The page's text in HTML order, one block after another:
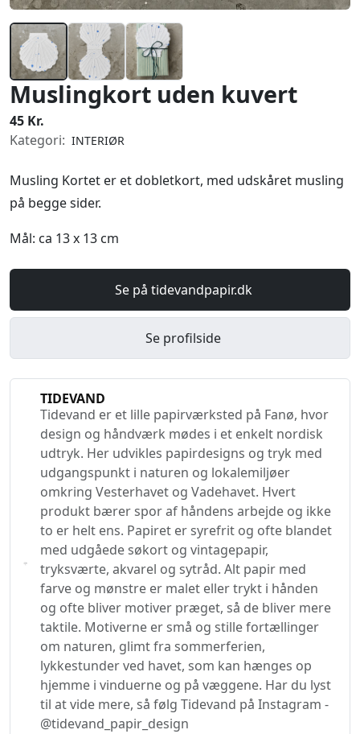
Muslingkort uden kuvert
45 Kr.
Kategori: INTERIØR
Musling Kortet er et dobletkort, med udskåret musling
på begge sider.
Mål: ca 13 x 13 cm
Se på tidevandpapir.dk
Se profilside
TIDEVAND
Tidevand er et lille papirværksted på Fanø, hvor
design og håndværk mødes i et enkelt nordisk
udtryk. Her udvikles papirdesigns og tryk med
udgangspunkt i naturen og lokalemiljøer
omkring Vesterhavet og Vadehavet. Hvert
produkt bærer spor af håndens arbejde og ikke
to er helt ens. Papiret er syrefrit og ofte blandet
med udgåede søkort og vintagepapir,
tryksværte, akvarel og sytråd. Alt papir med
farve og mønstre er malet eller trykt i hånden
og ofte bliver motiver præget, så de bliver mere
taktile. Motiverne er små og stille fortællinger
om naturen, glimt fra sommerferien,
lykkestunder ved havet, som kan hænges op
hjemme i vinduerne og på væggene. Har du lyst
til at vide mere, så følg Tidevand på Instagram -
@tidevand_papir_design